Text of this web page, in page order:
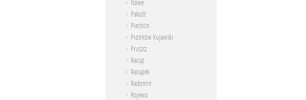
Nowe
Pakość
Piechcin
Piotrków Kujawski
Pruszcz
Raciąż
Raciążek
Radomin
Rojewo